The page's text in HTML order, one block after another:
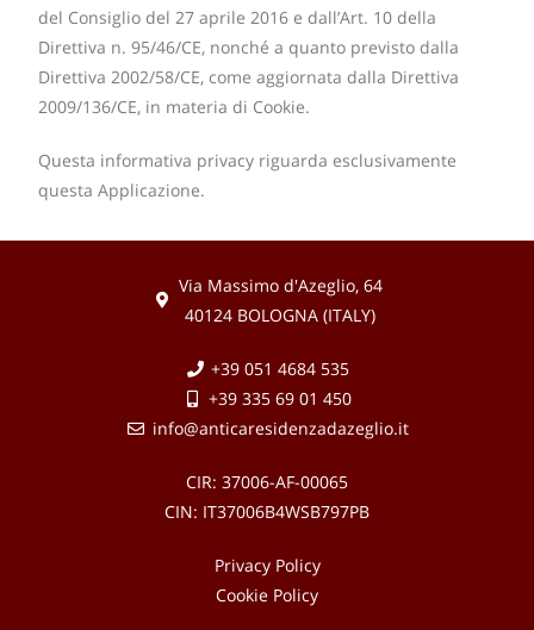
del Consiglio del 27 aprile 2016 e dall’Art. 10 della
Direttiva n. 95/46/CE, nonché a quanto previsto dalla
Direttiva 2002/58/CE, come aggiornata dalla Direttiva
2009/136/CE, in materia di Cookie.
Questa informativa privacy riguarda esclusivamente
questa Applicazione.
Via Massimo d'Azeglio, 64
40124 BOLOGNA (ITALY)
+39 051 4684 535
+39 335 69 01 450
info@anticaresidenzadazeglio.it
CIR: 37006-AF-00065
CIN: IT37006B4WSB797PB
Privacy Policy
Cookie Policy